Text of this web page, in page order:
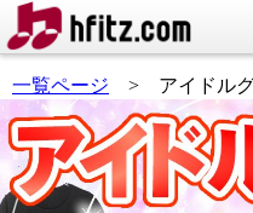
一覧ページ > アイドル